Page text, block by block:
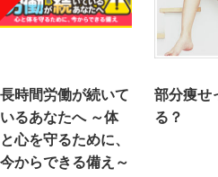
長時間労働が続いて
いるあなたへ ～体
と心を守るために、
今からできる備え～
部分痩せ
る？